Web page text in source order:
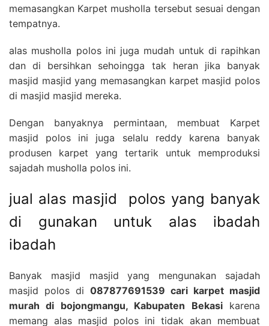
memasangkan Karpet musholla tersebut sesuai dengan
tempatnya.
alas musholla polos ini juga mudah untuk di rapihkan
dan di bersihkan sehoingga tak heran jika banyak
masjid masjid yang memasangkan karpet masjid polos
di masjid masjid mereka.
Dengan banyaknya permintaan, membuat Karpet
masjid polos ini juga selalu reddy karena banyak
produsen karpet yang tertarik untuk memproduksi
sajadah musholla polos ini.
jual alas masjid polos yang banyak
di gunakan untuk alas ibadah
ibadah
Banyak masjid masjid yang mengunakan sajadah
masjid polos di 087877691539 cari karpet masjid
murah di bojongmangu, Kabupaten Bekasikarena
memang alas masjid polos ini tidak akan membuat